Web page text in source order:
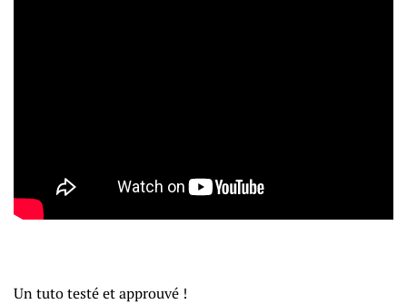
Un tuto testé et approuvé !